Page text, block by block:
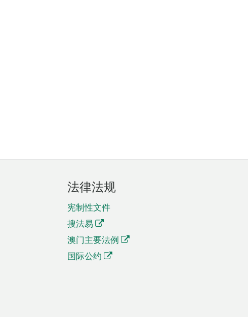
法律法规
宪制性文件
搜法易
澳门主要法例
国际公约